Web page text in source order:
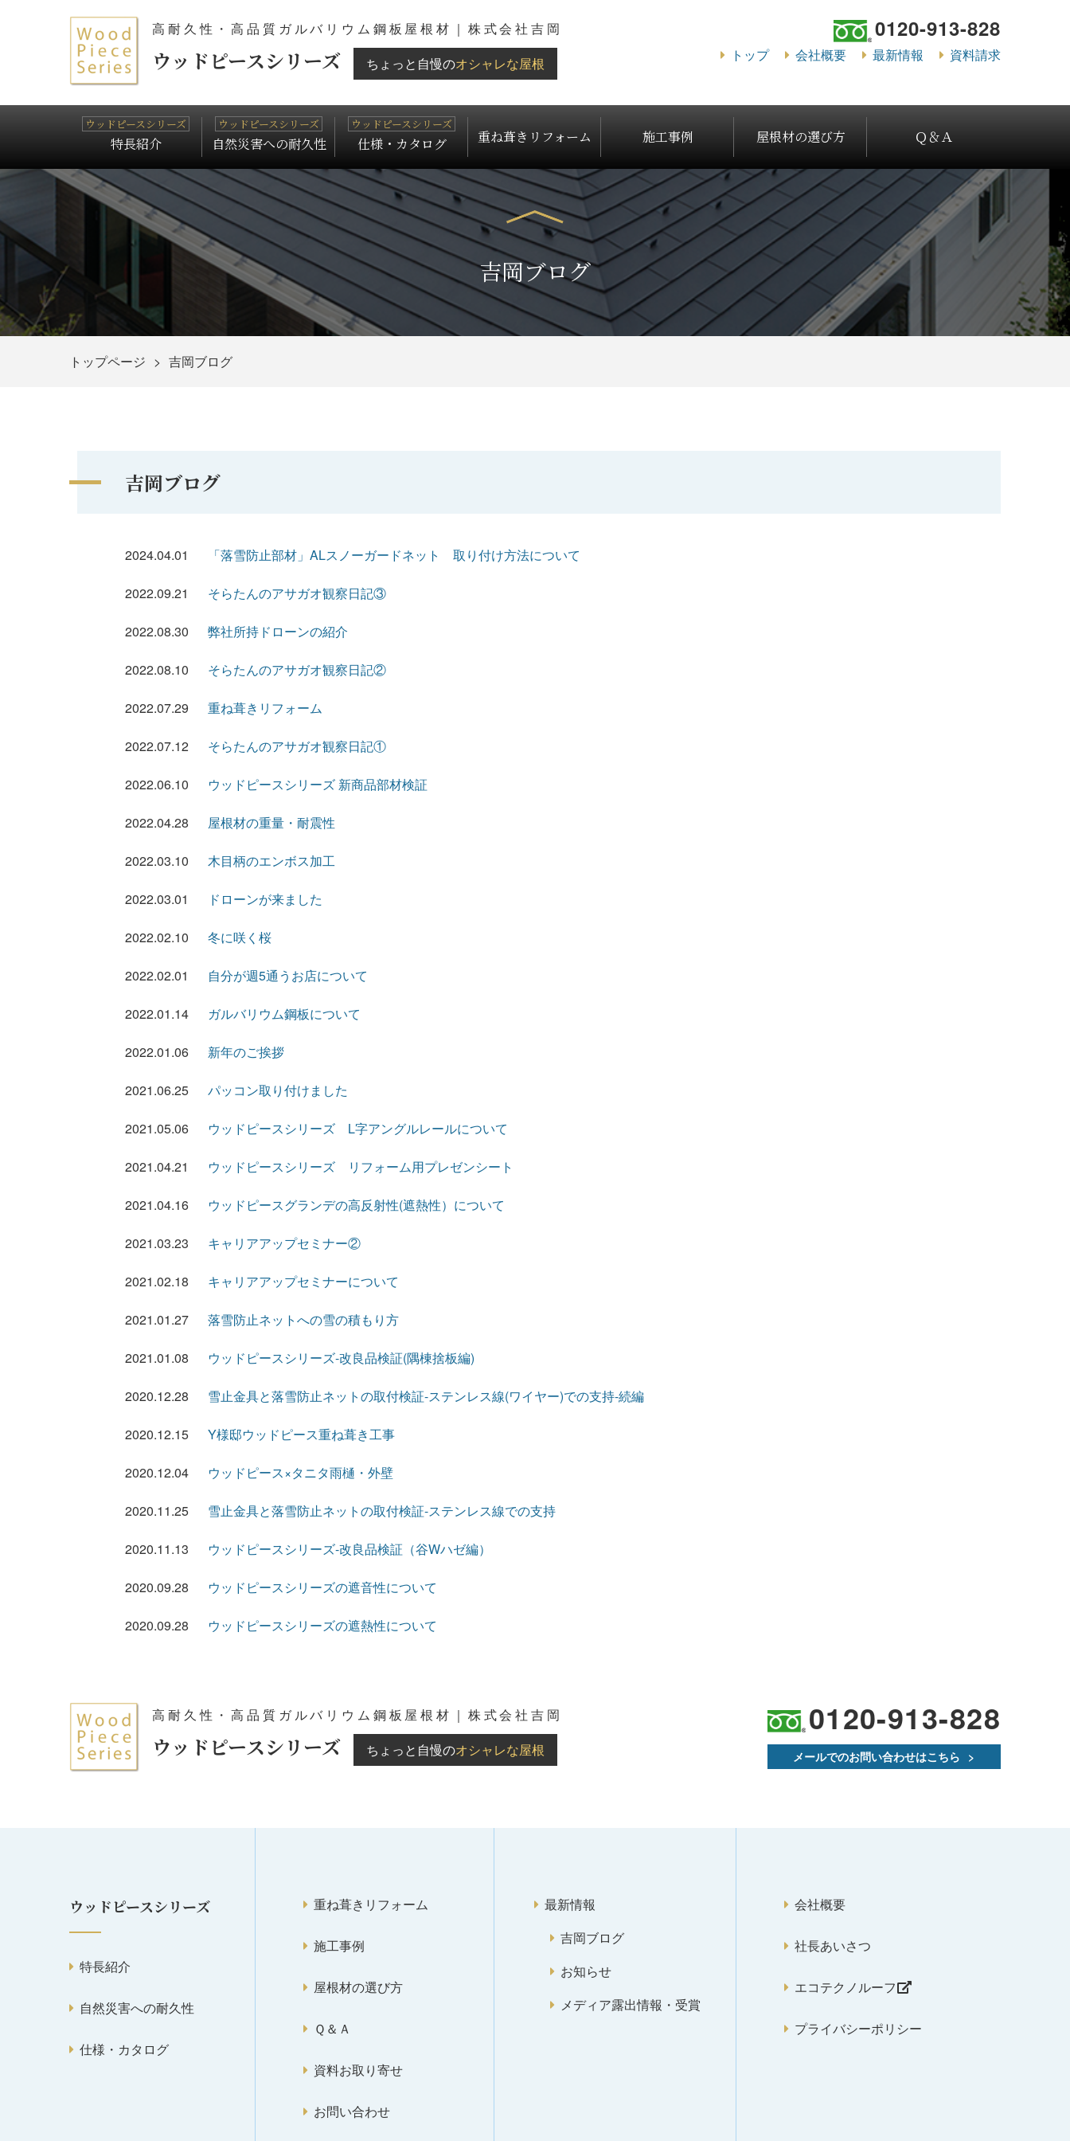
高耐久性・高品質ガルバリウム鋼板屋根材｜株式会社吉岡
ウッドピースシリーズ ちょっと自慢のオシャレな屋根
0120-913-828
トップ 会社概要 最新情報 資料請求
特長紹介 自然災害への耐久性 仕様・カタログ 重ね葺きリフォーム 施工事例 屋根材の選び方 Ｑ＆Ａ
吉岡ブログ
トップページ 吉岡ブログ
吉岡ブログ
2024.04.01 「落雪防止部材」ALスノーガードネット 取り付け方法について
2022.09.21 そらたんのアサガオ観察日記③
2022.08.30 弊社所持ドローンの紹介
2022.08.10 そらたんのアサガオ観察日記②
2022.07.29 重ね葺きリフォーム
2022.07.12 そらたんのアサガオ観察日記①
2022.06.10 ウッドピースシリーズ 新商品部材検証
2022.04.28 屋根材の重量・耐震性
2022.03.10 木目柄のエンボス加工
2022.03.01 ドローンが来ました
2022.02.10 冬に咲く桜
2022.02.01 自分が週5通うお店について
2022.01.14 ガルバリウム鋼板について
2022.01.06 新年のご挨拶
2021.06.25 パッコン取り付けました
2021.05.06 ウッドピースシリーズ L字アングルレールについて
2021.04.21 ウッドピースシリーズ リフォーム用プレゼンシート
2021.04.16 ウッドピースグランデの高反射性(遮熱性）について
2021.03.23 キャリアアップセミナー②
2021.02.18 キャリアアップセミナーについて
2021.01.27 落雪防止ネットへの雪の積もり方
2021.01.08 ウッドピースシリーズ-改良品検証(隅棟捨板編)
2020.12.28 雪止金具と落雪防止ネットの取付検証-ステンレス線(ワイヤー)での支持-続編
2020.12.15 Y様邸ウッドピース重ね葺き工事
2020.12.04 ウッドピース×タニタ雨樋・外壁
2020.11.25 雪止金具と落雪防止ネットの取付検証-ステンレス線での支持
2020.11.13 ウッドピースシリーズ-改良品検証（谷Wハゼ編）
2020.09.28 ウッドピースシリーズの遮音性について
2020.09.28 ウッドピースシリーズの遮熱性について
高耐久性・高品質ガルバリウム鋼板屋根材｜株式会社吉岡
ウッドピースシリーズ ちょっと自慢のオシャレな屋根
0120-913-828
メールでのお問い合わせはこちら
ウッドピースシリーズ
特長紹介
自然災害への耐久性
仕様・カタログ
重ね葺きリフォーム
施工事例
屋根材の選び方
Ｑ＆Ａ
資料お取り寄せ
お問い合わせ
最新情報
吉岡ブログ
お知らせ
メディア露出情報・受賞
会社概要
社長あいさつ
エコテクノルーフ
プライバシーポリシー